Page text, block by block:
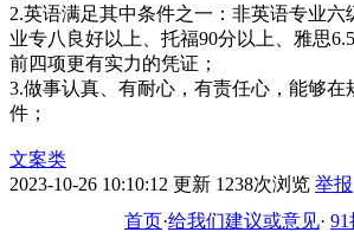
2.英语满足其中条件之一：非英语专业六
业专八良好以上、托福90分以上、雅思
前四项更有实力的凭证；
3.做事认真、有耐心，有责任心，能够在
件；
文案类
2023-10-26 10:10:12 更新 1238次浏览 举报
首页·给我们建议或意见·